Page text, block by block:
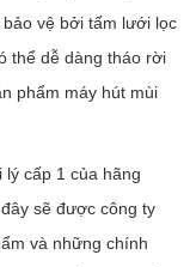
vệ bởi tấm lưới lọc
thể dễ dàng tháo rời
phẩm máy hút mùi
lý cấp 1 của hãng
sẽ được công ty
và những chính